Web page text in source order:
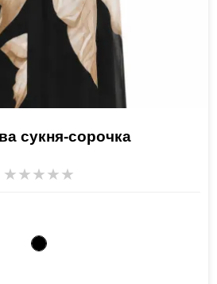
сукня-сорочка
★★★★★